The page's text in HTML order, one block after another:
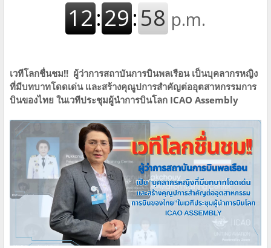
เวทีโลกชื่นชม!! ผู้ว่าการสถาบันการบินพลเรือน เป็นบุคลากรหญิง
ที่มีบทบาทโดดเด่น และสร้างคุณูปการสำคัญต่ออุตสาหกรรมการ
บินของไทย ในเวทีประชุมผู้นำการบินโลก ICAO Assembly